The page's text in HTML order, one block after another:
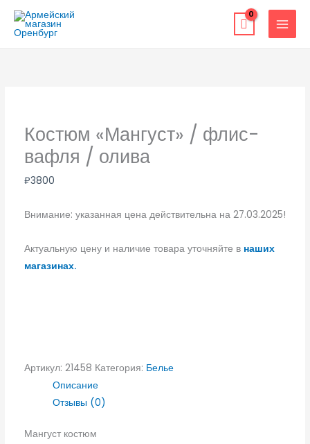
Перейти
содержимому
Костюм «Мангуст» / флис-
вафля / олива
₽3800
Внимание: указанная цена действительна на 27.03.2025!
Актуальную цену и наличие товара уточняйте в наших
магазинах.
Артикул: 21458 Категория: Белье
Описание
Отзывы (0)
Мангуст костюм